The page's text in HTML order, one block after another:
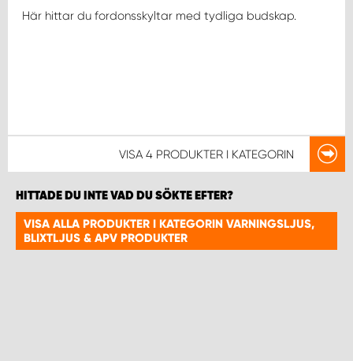
Här hittar du fordonsskyltar med tydliga budskap.
VISA 4 PRODUKTER I KATEGORIN
HITTADE DU INTE VAD DU SÖKTE EFTER?
VISA ALLA PRODUKTER I KATEGORIN VARNINGSLJUS,
BLIXTLJUS & APV PRODUKTER